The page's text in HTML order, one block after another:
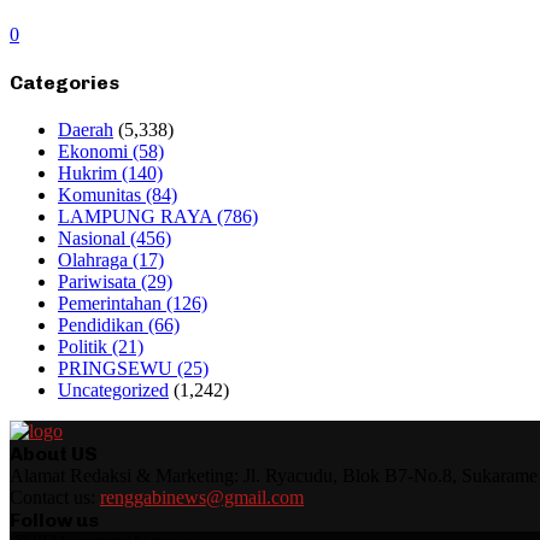
0
Categories
Daerah (5,338)
Ekonomi (58)
Hukrim (140)
Komunitas (84)
LAMPUNG RAYA (786)
Nasional (456)
Olahraga (17)
Pariwisata (29)
Pemerintahan (126)
Pendidikan (66)
Politik (21)
PRINGSEWU (25)
Uncategorized (1,242)
renggabinews@gmail.com